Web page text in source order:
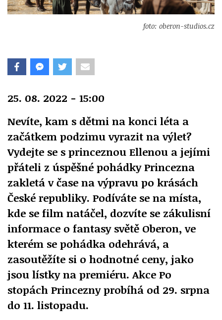
foto: oberon-studios.cz
25. 08. 2022 - 15:00
Nevíte, kam s dětmi na konci léta a
začátkem podzimu vyrazit na výlet?
Vydejte se s princeznou Ellenou a jejími
přáteli z úspěšné pohádky Princezna
zakletá v čase na výpravu po krásách
České republiky. Podíváte se na místa,
kde se film natáčel, dozvíte se zákulisní
informace o fantasy světě Oberon, ve
kterém se pohádka odehrává, a
zasoutěžíte si o hodnotné ceny, jako
jsou lístky na premiéru. Akce Po
stopách Princezny probíhá od 29. srpna
do 11. listopadu.